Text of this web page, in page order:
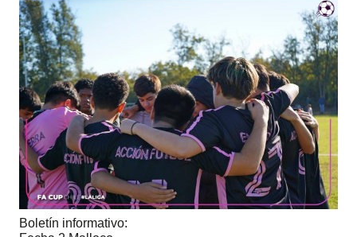
Boletín informativo: